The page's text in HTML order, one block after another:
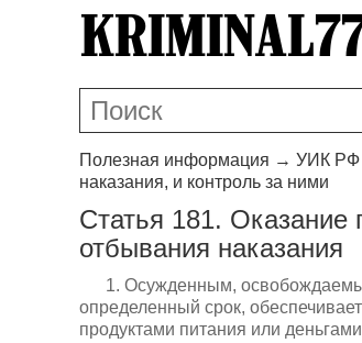
Полезная информация → УИК РФ
наказания, и контроль за ними
Статья 181.
отбывания наказания
1. Осужденным,
определенный срок,
продуктами питания или